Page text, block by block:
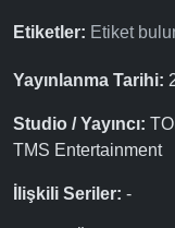
Etiketler: Etiket
Yayınlanma Tarihi:
Studio / Yayıncı:
TMS Entertainment
İlişkili Seriler: -